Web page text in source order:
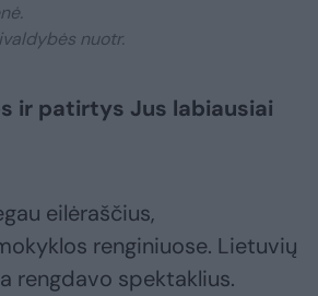
nuotr.
ir patirtys Jus labiausiai
eilėraščius,
renginiuose. Lietuvių
rengdavo spektaklius.